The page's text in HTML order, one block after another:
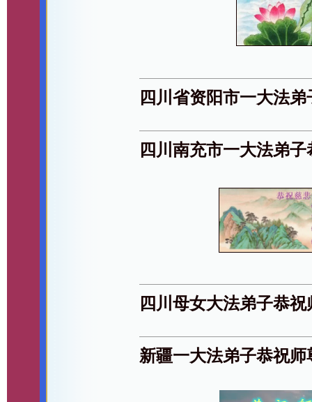
四川省资阳市一大法
四川南充市一大法弟
四川母女大法弟子恭
新疆一大法弟子恭祝师